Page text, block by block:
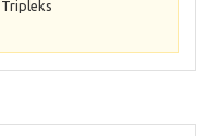
Tripleks